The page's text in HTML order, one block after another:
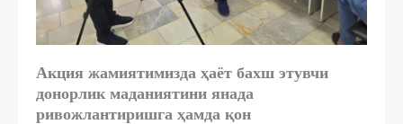
Акция жамиятимизда ҳаёт бахш этувчи
донорлик маданиятини янада
ривожлантиришга ҳамда қон